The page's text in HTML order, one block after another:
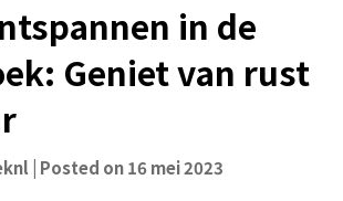
in de
Geniet van rust
Posted on16 mei 2023